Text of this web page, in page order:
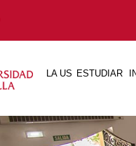
LA US ESTUDIAR